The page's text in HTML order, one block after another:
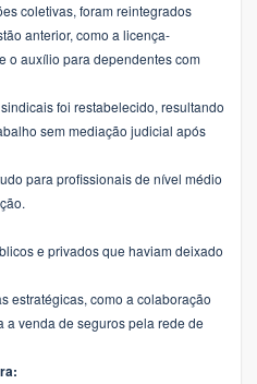
coletivas, foram reintegrados
anterior, como a licença-
o auxílio para dependentes com
foi restabelecido, resultando
sem mediação judicial após
para profissionais de nível médio
e privados que haviam deixado
estratégicas, como a colaboração
a venda de seguros pela rede de